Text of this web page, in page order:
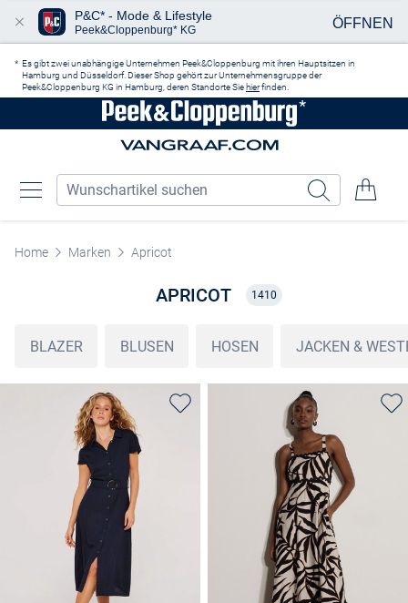
Es gibt zwei unabhängige Unternehmen Peek&Cloppenburg mit ihren Hauptsitzen in
Hamburg und Düsseldorf. Dieser Shop gehört zur Unternehmensgruppe der
Peek&Cloppenburg KG in Hamburg, deren Standorte Sie hierfinden.
Home Marken Apricot
APRICOT 1410
BLAZER BLUSEN HOSEN JACKEN &
P&C* - Mode & Lifestyle
Peek&Cloppenburg* KG ÖFFNEN